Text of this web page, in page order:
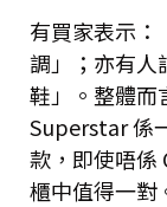
有買家表示：
調」；亦有人
鞋」。整體
Superstar 係
款，即使唔係
櫃中值得一對